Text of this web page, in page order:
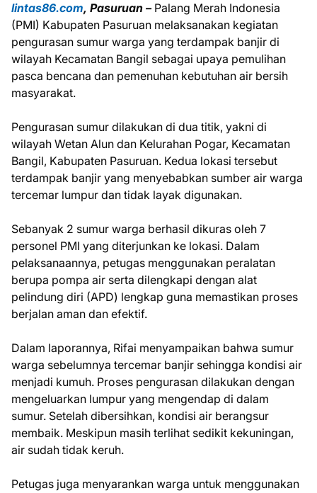
lintas86.com, Pasuruan –Palang Merah Indonesia
(PMI) Kabupaten Pasuruan melaksanakan kegiatan
pengurasan sumur warga yang terdampak banjir di
wilayah Kecamatan Bangil sebagai upaya pemulihan
pasca bencana dan pemenuhan kebutuhan air bersih
masyarakat.
Pengurasan sumur dilakukan di dua titik, yakni di
wilayah Wetan Alun dan Kelurahan Pogar, Kecamatan
Bangil, Kabupaten Pasuruan. Kedua lokasi tersebut
terdampak banjir yang menyebabkan sumber air warga
tercemar lumpur dan tidak layak digunakan.
Sebanyak 2 sumur warga berhasil dikuras oleh 7
personel PMI yang diterjunkan ke lokasi. Dalam
pelaksanaannya, petugas menggunakan peralatan
berupa pompa air serta dilengkapi dengan alat
pelindung diri (APD) lengkap guna memastikan proses
berjalan aman dan efektif.
Dalam laporannya, Rifai menyampaikan bahwa sumur
warga sebelumnya tercemar banjir sehingga kondisi air
menjadi kumuh. Proses pengurasan dilakukan dengan
mengeluarkan lumpur yang mengendap di dalam
sumur. Setelah dibersihkan, kondisi air berangsur
membaik. Meskipun masih terlihat sedikit kekuningan,
air sudah tidak keruh.
Petugas juga menyarankan warga untuk menggunakan